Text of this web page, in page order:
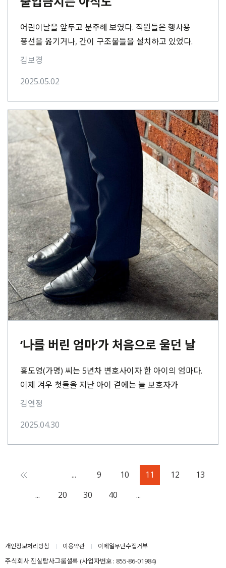
어린이날을 앞두고 분주해 보였다. 직원들은 행사용
풍선을 옮기거나, 간이 구조물들을 설치하고 있었다.
기자는 2일 오전 9시, 서울 용산구에 위치한
김보경
2025.05.02
‘나를 버린 엄마’가 처음으로 울던 날
홍도영(가명) 씨는 5년차 변호사이자 한 아이의 엄마다.
이제 겨우 첫돌을 지난 아이 곁에는 늘 보호자가
필요하다. 다행히 홍 씨의 엄마가⋯
김연정
2025.04.30
11
... 9 10 11 12
13
...
20 30 40 ...
개인정보처리방침 이용약관 이메일무단수집거부
주식회사 진실탐사그룹셜록 (사업자번호 : 855-86-01984)